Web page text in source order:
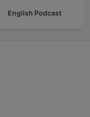
English Podcast